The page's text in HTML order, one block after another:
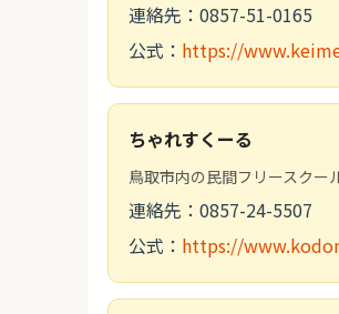
連絡先：0857-51-0165
公式： https://
ちゃれすくーる
鳥取市内の民間フリースクー
連絡先：0857-24-5507
公式： https://